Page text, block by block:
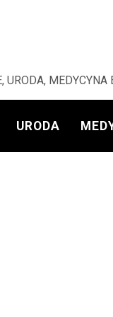
URODA, MEDYCYNA
URODA